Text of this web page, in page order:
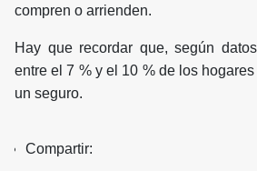
compren o arrienden.
Hay que recordar que, según
entre el 7 % y el 10 % de los
un seguro.
Compartir: